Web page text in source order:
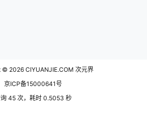
© 2026 CIYUANJIE.COM 次元界
京ICP备15000641号
45 次，耗时 0.5053 秒